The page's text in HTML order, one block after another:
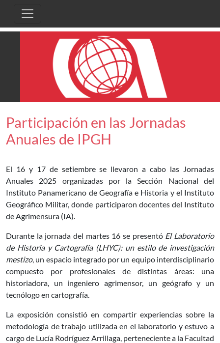
Participación en las Jornadas
Anuales de IPGH
El 16 y 17 de setiembre se llevaron a cabo las Jornadas
Anuales 2025 organizadas por la Sección Nacional del
Instituto Panamericano de Geografía e Historia y el Instituto
Geográfico Militar, donde participaron docentes del Instituto
de Agrimensura (IA).
Durante la jornada del martes 16 se presentó El Laboratorio
de Historia y Cartografía (LHYC): un estilo de investigación
mestizo, un espacio integrado por un equipo interdisciplinario
compuesto por profesionales de distintas áreas: una
historiadora, un ingeniero agrimensor, un geógrafo y un
tecnólogo en cartografía.
La exposición consistió en compartir experiencias sobre la
metodología de trabajo utilizada en el laboratorio y estuvo a
cargo de Lucía Rodríguez Arrillaga, perteneciente a la Facultad